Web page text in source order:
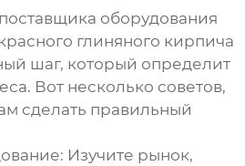
оборудования
глиняного кирпича
шаг, который определит
Вот несколько советов,
сделать правильный
Изучите рынок,